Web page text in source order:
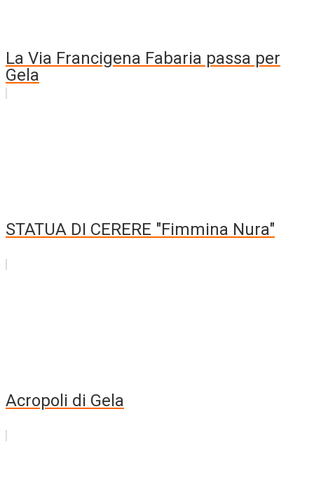
La Via Francigena Fabaria passa per
Gela
STATUA DI CERERE "Fimmina Nura"
Acropoli di Gela